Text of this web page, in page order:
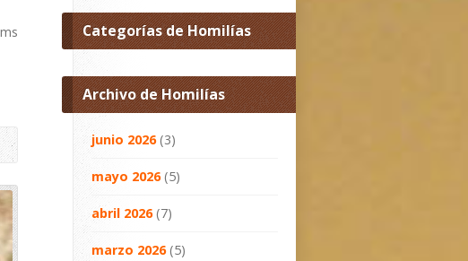
Categorías de Homilías
Archivo de Homilías
junio 2026(3)
mayo 2026(5)
abril 2026(7)
marzo 2026(5)